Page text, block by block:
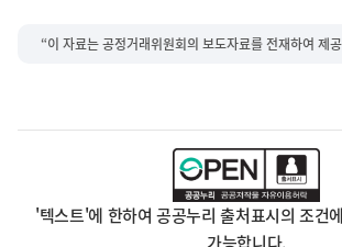
“이 자료는 공정거래위원회의 보도자료를 전재하여 제
'텍스트'에 한하여 공공누리 출처표시의 조건